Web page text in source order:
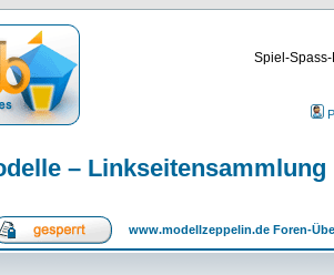
Spiel-
– Linkseitensammlung
www.modellzeppelin.de Foren-